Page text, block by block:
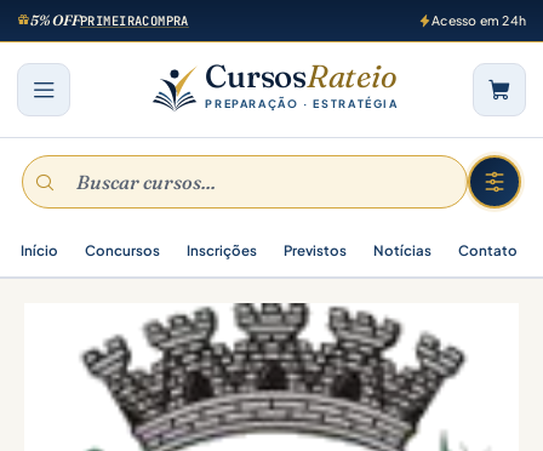
5% OFFPRIMEIRACOMPRA Acesso em 24h
CursosRateio
PREPARAÇÃO · ESTRATÉGIA
Início Concursos Inscrições Previstos Notícias Contato